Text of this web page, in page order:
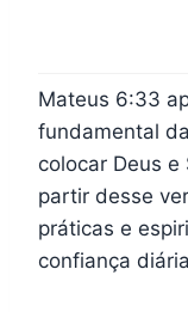
Mateus 6:33
fundamental
colocar Deus e
partir desse
práticas e
confiança